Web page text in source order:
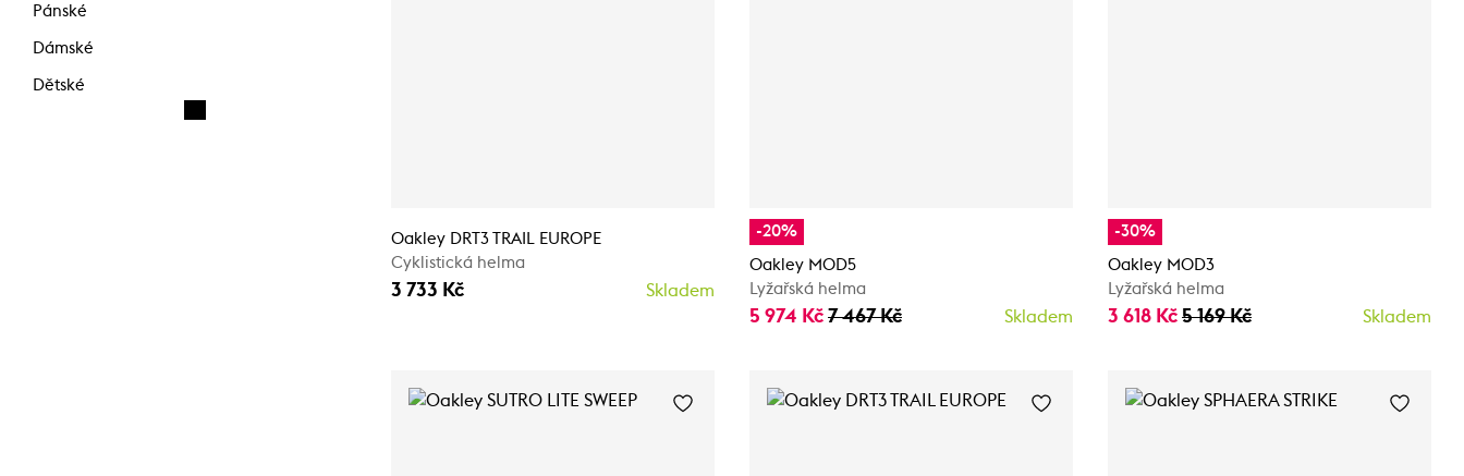
Pánské
Dámské
Dětské
Oakley DRT3 TRAIL EUROPE
Cyklistická helma
3 733 Kč Skladem
-20%
Oakley MOD5
Lyžařská helma
5 974 Kč 7 467 Kč Skladem
-30%
Oakley MOD3
Lyžařská helma
3 618 Kč 5 169 Kč Skladem